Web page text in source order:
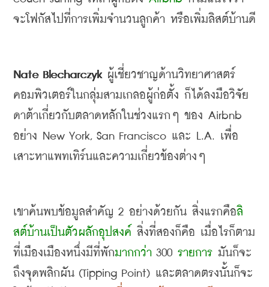
จะโฟกัสไปที่การเพิ่มจำนวนลูกค้า หรือเพิ่มลิสต์บ้านดี
Nate Blecharczyk ผู้เชี่ยวชาญด้านวิทยาศาสตร์
คอมพิวเตอร์ในกลุ่มสามเกลอผู้ก่อตั้ง ก็ได้ลงมือวิจัย
ดาต้าเกี่ยวกับตลาดหลักในช่วงแรกๆ ของ
อย่าง New York, San Francisco และ L.A. เพื่อ
เสาะหาแพทเทิร์นและความเกี่ยวข้องต่างๆ
เขาค้นพบข้อมูลสำคัญ 2 อย่างด้วยกัน สิ่งแรกคือลิ
สต์บ้านเป็นตัวผลักอุปสงค์ สิ่งที่สองก็คือ เมื่อไรก็ตาม
ที่เมืองเมืองหนึ่งมีที่พักมากกว่า 300 รายการ มันก็จะ
ถึงจุดพลิกผัน (Tipping Point) และตลาดตรงนั้นก็จะ